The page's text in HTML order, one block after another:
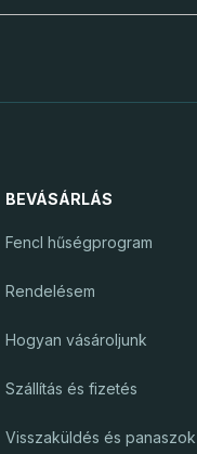
BEVÁSÁRLÁS
Fencl hűségprogram
Rendelésem
Hogyan vásároljunk
Szállítás és fizetés
Visszaküldés és panaszok